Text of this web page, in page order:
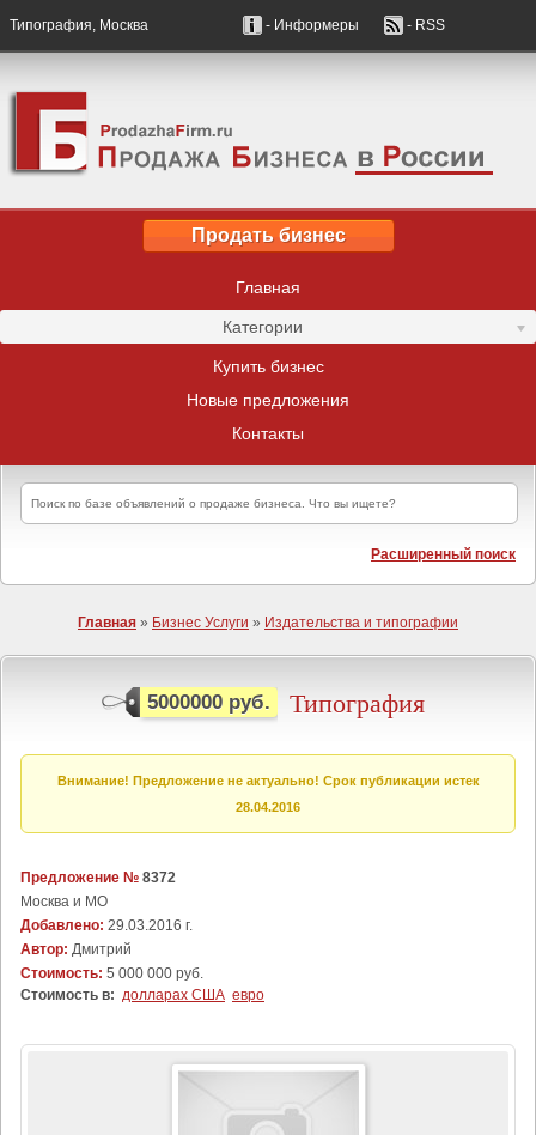
Типография, Москва - Информеры - RSS
Продать бизнес
Главная
Категории
Купить бизнес
Новые предложения
Контакты
Расширенный поиск
Главная » Бизнес Услуги » Издательства и типографии
5000000 руб. Типография
Внимание! Предложение не актуально! Срок публикации истек
28.04.2016
Предложение № 8372
Москва и МО
Добавлено: 29.03.2016 г.
Автор: Дмитрий
Стоимость: 5 000 000 руб.
Стоимость в: долларах США евро